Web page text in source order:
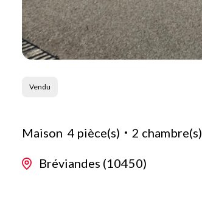
Vendu
Maison 4 pièce(s) 2 chambre(s)
Bréviandes (10450)